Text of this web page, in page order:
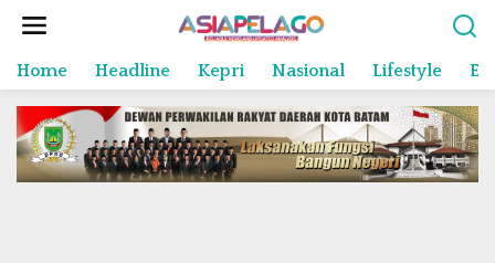
Home Headline Kepri Nasional Lifestyle